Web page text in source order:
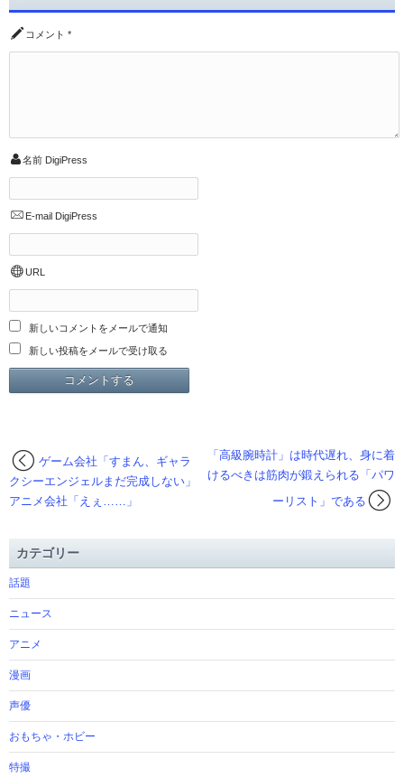
コメント *
名前 DigiPress
E-mail DigiPress
URL
新しいコメントをメールで通知
新しい投稿をメールで受け取る
「高級腕時計」は時代遅れ、身に着
けるべきは筋肉が鍛えられる「パワ
ーリスト」である
ゲーム会社「すまん、ギャラ
クシーエンジェルまだ完成しない」
アニメ会社「えぇ……」
カテゴリー
話題
ニュース
アニメ
漫画
声優
おもちゃ・ホビー
特撮